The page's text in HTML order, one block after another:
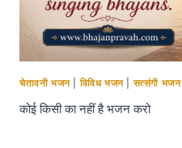
चेतावनी भजन|विविध भजन|सत्संगी भजन
कोई किसी का नहीं है भजन करो